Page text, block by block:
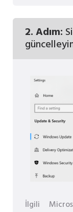
2. Adım:
İlgili